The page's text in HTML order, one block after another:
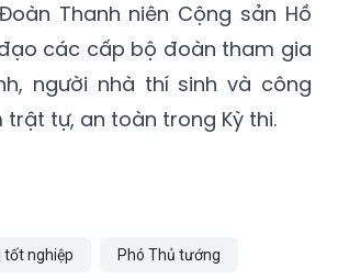
tổ chức Kỳ thi.
đề nghị Ban Chấp hành
Thanh niên Cộng sản Hồ
các cấp bộ đoàn tham gia
tự, an toàn trong Kỳ thi.